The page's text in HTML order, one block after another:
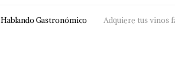
Hablando Gastronómico Adquiere tus vinos